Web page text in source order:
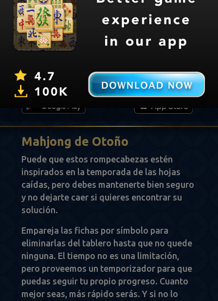
Mahjong
by Appgeneration Software
Mahjong de Otoño
Puede que estos rompecabezas estén
inspirados en la temporada de las hojas
caídas, pero debes mantenerte bien seguro
y no dejarte caer si quieres encontrar su
solución.
Empareja las fichas por símbolo para
eliminarlas del tablero hasta que no quede
ninguna. El tiempo no es una limitación,
pero proveemos un temporizador para que
puedas seguir tu propio progreso. Cuanto
mejor seas, más rápido serás. Y si no lo